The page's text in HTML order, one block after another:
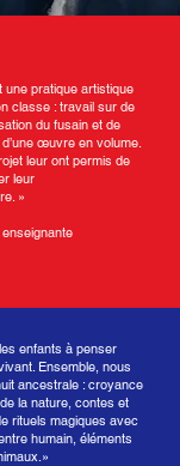
pratique artistique
classe : travail sur de
du fusain et de
œuvre en volume.
leur ont permis de
leur
»
enseignante
enfants à penser
Ensemble, nous
ancestrale : croyance
la nature, contes et
rituels magiques avec
humain, éléments
»